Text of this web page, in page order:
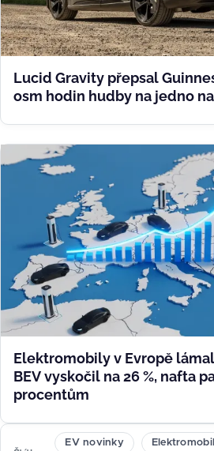
Lucid Gravity přepsal
osm hodin hudby na jedno
Elektromobily v Evropě
BEV vyskočil na 26 %, nafta
procentům
EV novinky